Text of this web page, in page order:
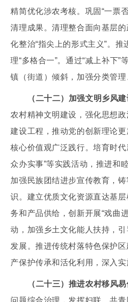
精简优化涉农考核。巩固“一票
清理成果。清理整合面向基层
化整治“指尖上的形式主义”。推
理“多格合一”。通过“减上补下”
镇（街道）倾斜，加强分类管理
（二十二）加强文明乡风
农村精神文明建设，强化思想
建设工程，推动党的创新理论
核心价值观广泛践行。培育时
众办实事”等实践活动，推进和
加强民族团结进步宣传教育，
识。建立优质文化资源直达基
务和产品供给，创新开展“戏曲
动，加强乡土文化能人扶持，
发展。推进传统村落特色保护
产保护传承和活化利用，深入实
（二十三）推进农村移风